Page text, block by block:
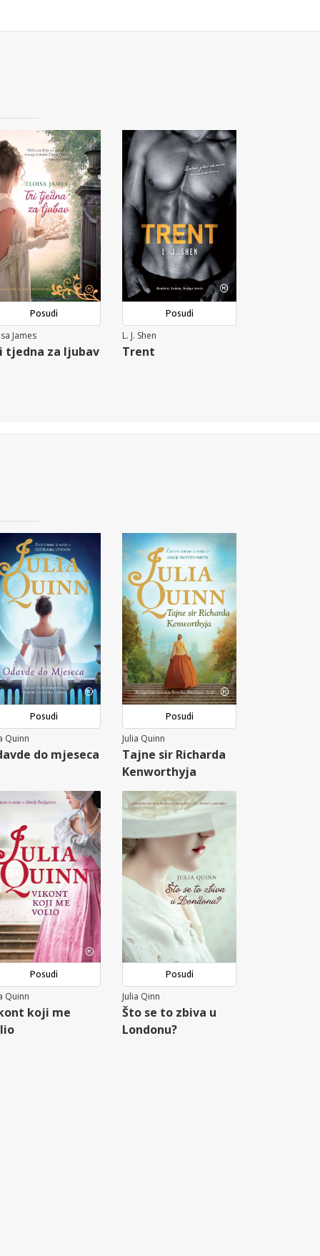
Posudi
James
tjedna za ljubav
Posudi
L. J. Shen
Trent
Posudi
Quinn
do mjeseca
Posudi
Julia Quinn
Tajne sir Richarda
Kenworthyja
Posudi
Quinn
koji me
Posudi
Julia Qinn
Što se to zbiva u
Londonu?